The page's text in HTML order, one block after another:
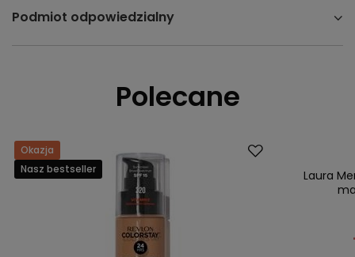
Podmiot odpowiedzialny
Polecane
Okazja
Nasz bestseller
NaszLaura